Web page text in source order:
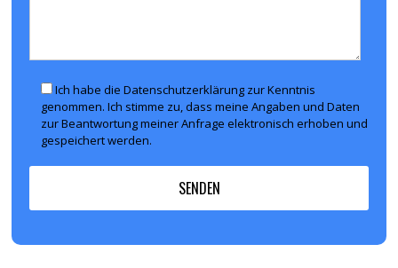
Ich habe die Datenschutzerklärung zur Kenntnis
genommen. Ich stimme zu, dass meine Angaben und Daten
zur Beantwortung meiner Anfrage elektronisch erhoben und
gespeichert werden.